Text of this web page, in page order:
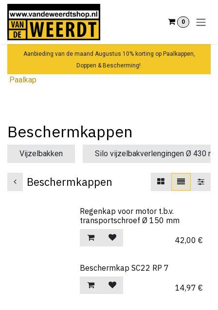
Overslaan naar inhoud
0
Aanbieding van de maand Augustus 10% korting op Paalkappen,
Doppen & Bescherming!
Paalkap
Beschermkappen
Vijzelbakken Silo vijzelbakverlengingen Ø 430
Beschermkappen
Regenkap voor motor t.b.v.
transportschroef Ø 150 mm
42,00 €
Beschermkap SC22 RP 7
14,97 €